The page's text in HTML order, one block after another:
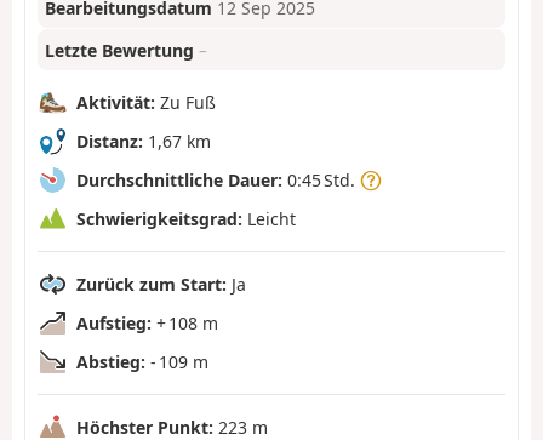
Bearbeitungsdatum 12 Sep 2025
Letzte Bewertung –
Aktivität: Zu Fuß
Distanz: 1,67 km
Durchschnittliche Dauer: 0:45 Std.
Schwierigkeitsgrad: Leicht
Zurück zum Start: Ja
Aufstieg: + 108 m
Abstieg: - 109 m
Höchster Punkt: 223 m